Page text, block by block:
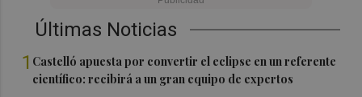
Últimas Noticias
1 Castelló apuesta por convertir el eclipse en un referente
científico: recibirá a un gran equipo de expertos